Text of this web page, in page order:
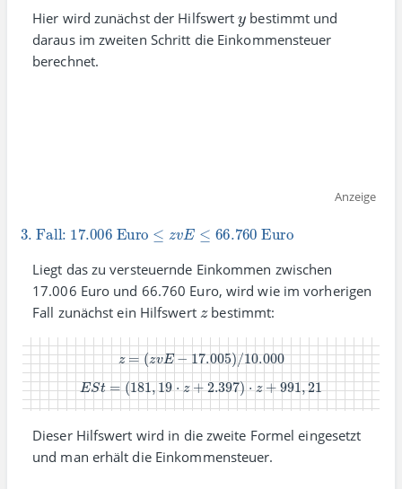
Hier wird zunächst der Hilfs­wert
bestimmt und
daraus im zweiten Schritt die Einkommen­steuer
berechnet.
Anzeige
Liegt das zu versteuernde Einkommen zwischen
17.006 Euro und 66.760 Euro, wird wie im vorherigen
Fall zunächst ein Hilfs­wertzbestimmt:
z=(zvE−17.005)/10.000
ESt=(181,19⋅z+2.397)⋅z+991,21
Dieser Hilfs­wert wird in die zweite Formel einge­setzt
und man erhält die Einkommensteuer.